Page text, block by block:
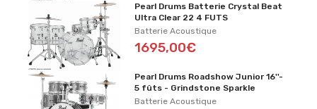
Pearl Drums Batterie Crystal Beat
Ultra Clear 22 4 FUTS
Batterie Acoustique
1695,00€
Pearl Drums Roadshow Junior 16''-
5 fûts - Grindstone Sparkle
Batterie Acoustique